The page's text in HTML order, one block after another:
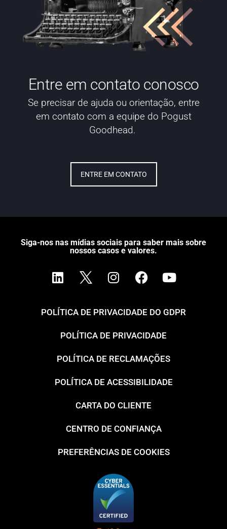
Entre em contato conosco
Se precisar de ajuda ou orientação, entre
em contato com a equipe do Pogust
Goodhead.
ENTRE EM CONTATO
Siga-nos nas mídias sociais para saber mais sobre
nossos casos e valores.
POLÍTICA DE PRIVACIDADE DO GDPR
POLÍTICA DE PRIVACIDADE
POLÍTICA DE RECLAMAÇÕES
POLÍTICA DE ACESSIBILIDADE
CARTA DO CLIENTE
CENTRO DE CONFIANÇA
PREFERÊNCIAS DE COOKIES